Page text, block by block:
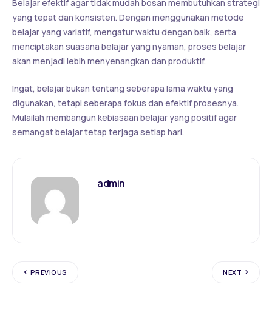
Belajar efektif agar tidak mudah bosan membutuhkan strategi
yang tepat dan konsisten. Dengan menggunakan metode
belajar yang variatif, mengatur waktu dengan baik, serta
menciptakan suasana belajar yang nyaman, proses belajar
akan menjadi lebih menyenangkan dan produktif.
Ingat, belajar bukan tentang seberapa lama waktu yang
digunakan, tetapi seberapa fokus dan efektif prosesnya.
Mulailah membangun kebiasaan belajar yang positif agar
semangat belajar tetap terjaga setiap hari.
admin
PREVIOUS NEXT